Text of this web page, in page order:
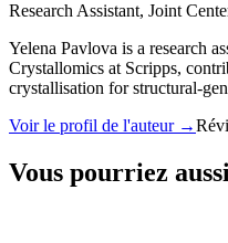
Research Assistant, Joint
Yelena Pavlova is a research
Crystallomics at Scripps,
crystallisation for structural-
Voir le profil de l'auteur→
Vous pourriez